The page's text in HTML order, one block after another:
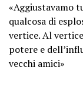
«Aggiustavamo
qualcosa di
vertice. Al
potere e
vecchi amici»